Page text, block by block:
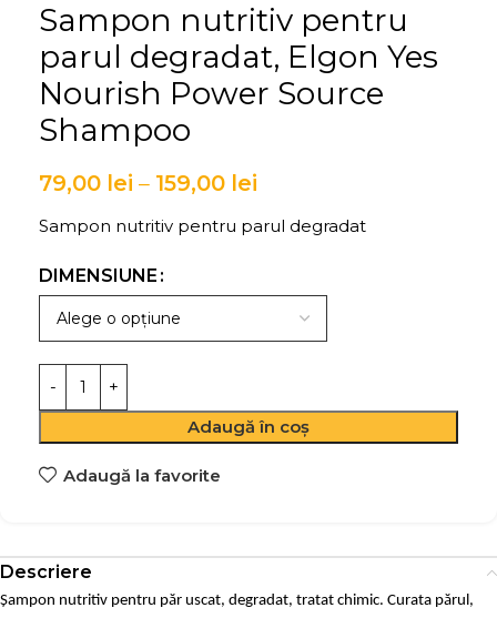
Sampon nutritiv pentru
parul degradat, Elgon Yes
Nourish Power Source
Shampoo
79,00 lei – 159,00 lei
Sampon nutritiv pentru parul degradat
DIMENSIUNE
Adaugă în coș
Adaugă la favorite
Descriere
Șampon nutritiv pentru păr uscat, degradat, tratat chimic. Curata părul,